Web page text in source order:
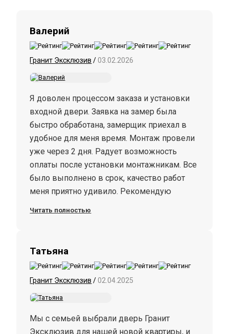
Валерий
Гранит Эксклюзив /03.02.2026
Я доволен процессом заказа и установки
входной двери. Заявка на замер была
быстро обработана, замерщик приехал в
удобное для меня время. Монтаж провели
уже через 2 дня. Радует возможность
оплаты после установки монтажникам. Все
было выполнено в срок, качество работ
меня приятно удивило. Рекомендую
Читать полностью
Татьяна
Гранит Эксклюзив /02.04.2025
Мы с семьей выбрали дверь Гранит
Эксклюзив для нашей новой квартиры, и